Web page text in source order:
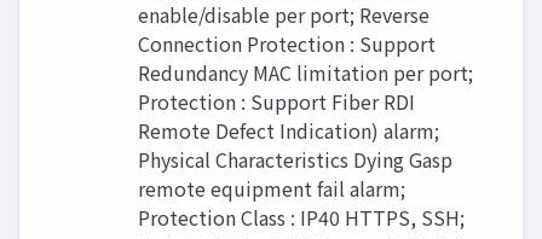
enable/disable per port; Reverse
Connection Protection : Support
Redundancy MAC limitation per port;
Protection : Support Fiber RDI
Remote Defect Indication) alarm;
Physical Characteristics Dying Gasp
remote equipment fail alarm;
Protection Class : IP40 HTTPS, SSH;